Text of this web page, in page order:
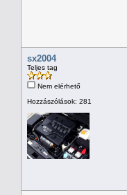
sx2004
Teljes tag
Nem elérhető
Hozzászólások: 281